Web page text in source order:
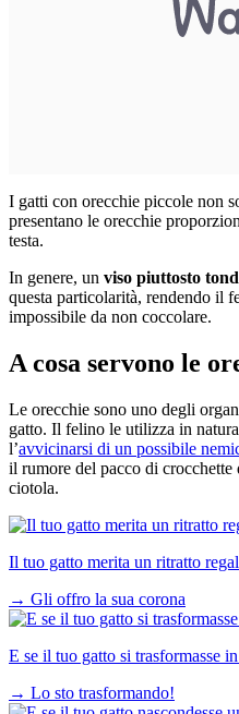
I gatti con orecchie piccole non
presentano le orecchie
testa.
In genere, un viso piuttosto
questa particolarità, rendendo il
impossibile da non coccolare.
A cosa servono le
Le orecchie sono uno degli
gatto. Il felino le utilizza in
l’avvicinarsi di un possibile
il rumore del pacco di
ciotola.
Il tuo gatto merita un ritratto
→ Gli offro la sua corona
E se il tuo gatto si trasformasse
→ Lo sto trasformando!